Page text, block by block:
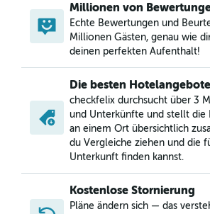
Millionen von
Echte Bewertungen und
Millionen Gästen, genau wie
deinen perfekten Aufenthalt!
Die besten Hotelangebote
checkfelix durchsucht über 3
und Unterkünfte und stellt die
an einem Ort übersichtlich
du Vergleiche ziehen und die
Unterkunft finden kannst.
Kostenlose Stornierung
Pläne ändern sich — das